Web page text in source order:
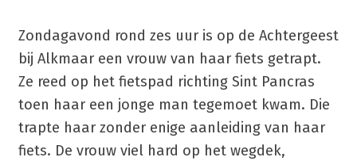
Zondagavond rond zes uur is op de Achtergeest
bij Alkmaar een vrouw van haar fiets getrapt.
Ze reed op het fietspad richting Sint Pancras
toen haar een jonge man tegemoet kwam. Die
trapte haar zonder enige aanleiding van haar
fiets. De vrouw viel hard op het wegdek,